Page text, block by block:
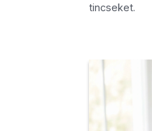
tincseket.